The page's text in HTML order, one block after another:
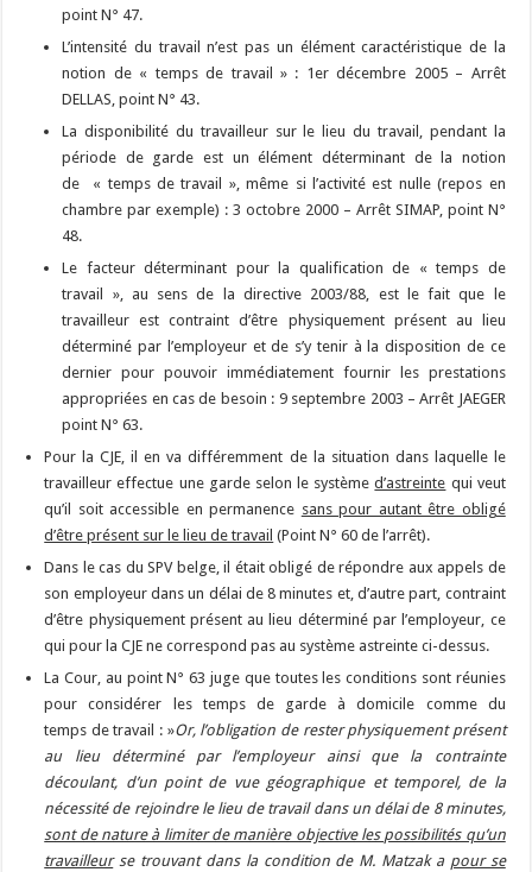
point N° 47.
L’intensité du travail n’est pas un élément caractéristique de la
notion de « temps de travail » : 1er décembre 2005 – Arrêt
DELLAS, point N° 43.
La disponibilité du travailleur sur le lieu du travail, pendant la
période de garde est un élément déterminant de la notion
de « temps de travail », même si l’activité est nulle (repos en
chambre par exemple) : 3 octobre 2000 – Arrêt SIMAP, point N°
48.
Le facteur déterminant pour la qualification de « temps de
travail », au sens de la directive 2003/88, est le fait que le
travailleur est contraint d’être physiquement présent au lieu
déterminé par l’employeur et de s’y tenir à la disposition de ce
dernier pour pouvoir immédiatement fournir les prestations
appropriées en cas de besoin : 9 septembre 2003 – Arrêt JAEGER
point N° 63.
Pour la CJE, il en va différemment de la situation dans laquelle le
travailleur effectue une garde selon le systèmed’astreinte qui veut
qu’il soit accessible en permanence sans pour autant être obligé
d’être présent sur le lieu de travail (Point N° 60 de l’arrêt).
Dans le cas du SPV belge, il était obligé de répondre aux appels de
son employeur dans un délai de 8 minutes et, d’autre part, contraint
d’être physiquement présent au lieu déterminé par l’employeur, ce
qui pour la CJE ne correspond pas au système astreinte ci-dessus.
La Cour, au point N° 63 juge que toutes les conditions sont réunies
pour considérer les temps de garde à domicile comme du
temps de travail : »Or, l’obligation de rester physiquement présent
au lieu déterminé par l’employeur ainsi que la contrainte
découlant, d’un point de vue géographique et temporel, de la
nécessité de rejoindre le lieu de travail dans un délai de 8 minutes,
sont de nature à limiter de manière objective les possibilités qu’un
travailleurse trouvant dans la condition de M. Matzak a pour se